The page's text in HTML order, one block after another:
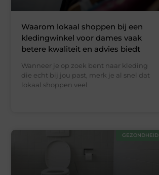
Waarom lokaal shoppen bij een
kledingwinkel voor dames vaak
betere kwaliteit en advies biedt
Wanneer je op zoek bent naar kleding
die echt bij jou past, merk je al snel dat
lokaal shoppen veel
GEZONDHEID